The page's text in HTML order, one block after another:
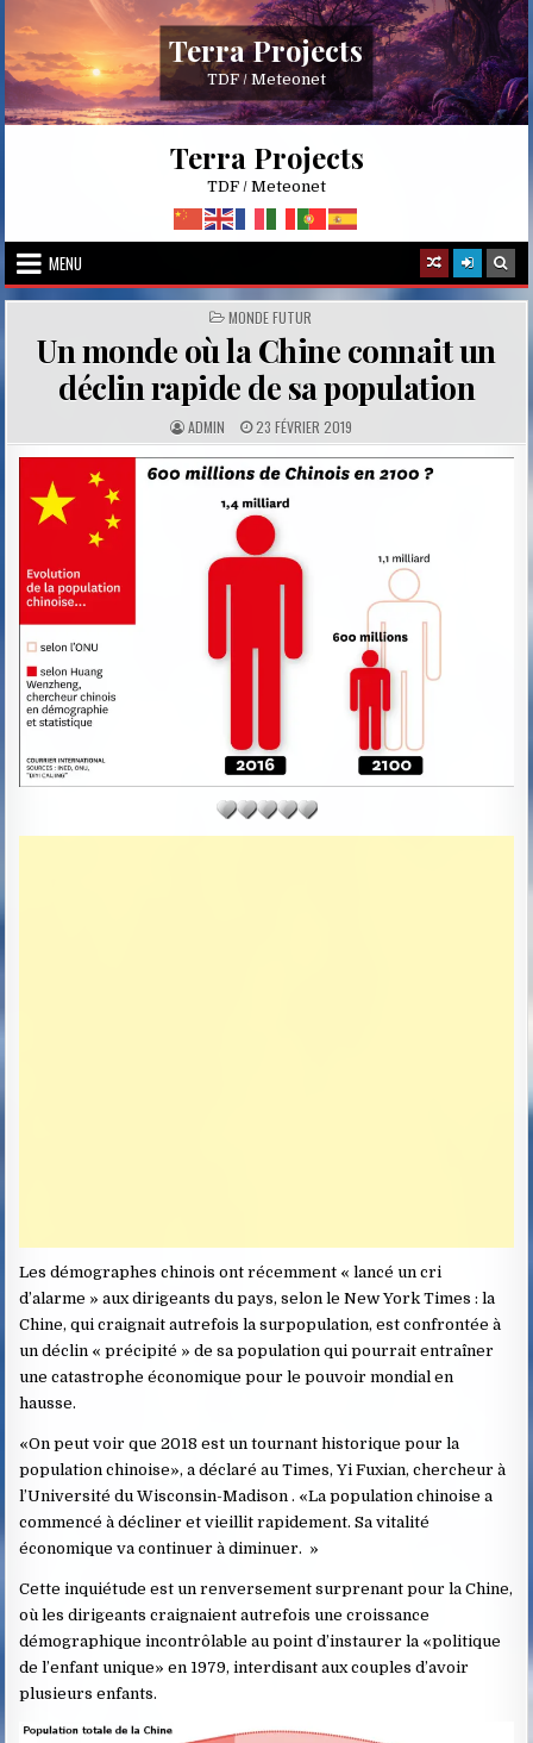
content
Terra Projects
TDF / Meteonet
Terra Projects
TDF / Meteonet
MENU
POSTED
IN
MONDE FUTUR
Un monde où la Chine connait un
déclin rapide de sa population
A
U
T
H
O
ADMIN P
U
B
L
I
S
H
D
23 FÉVRIER 2019
Les démographes chinois ont récemment « lancé un cri
d’alarme » aux dirigeants du pays, selon le New York Times : la
Chine, qui craignait autrefois la surpopulation, est confrontée à
un déclin « précipité » de sa population qui pourrait entraîner
une catastrophe économique pour le pouvoir mondial en
hausse.
«On peut voir que 2018 est un tournant historique pour la
population chinoise», a déclaré au Times, Yi Fuxian, chercheur à
l’Université du Wisconsin-Madison . «La population chinoise a
commencé à décliner et vieillit rapidement. Sa vitalité
économique va continuer à diminuer. »
Cette inquiétude est un renversement surprenant pour la Chine,
où les dirigeants craignaient autrefois une croissance
démographique incontrôlable au point d’instaurer la «politique
de l’enfant unique» en 1979, interdisant aux couples d’avoir
plusieurs enfants.